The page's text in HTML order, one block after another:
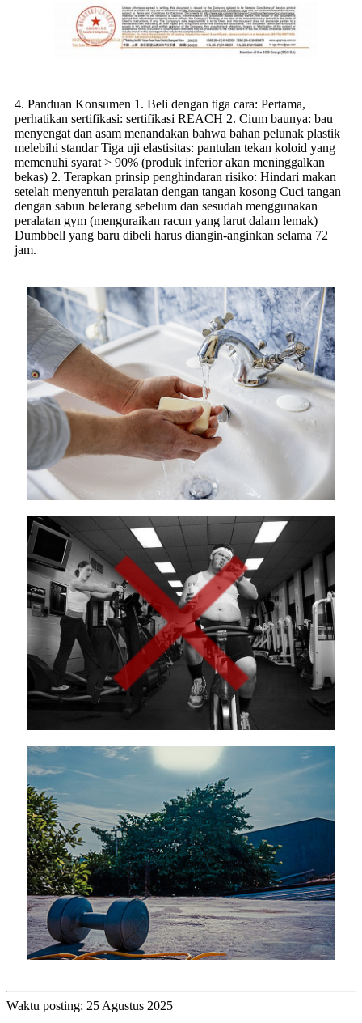
4. Panduan Konsumen 1. Beli dengan tiga cara: Pertama,
perhatikan sertifikasi: sertifikasi REACH 2. Cium baunya: bau
menyengat dan asam menandakan bahwa bahan pelunak plastik
melebihi standar Tiga uji elastisitas: pantulan tekan koloid yang
memenuhi syarat > 90% (produk inferior akan meninggalkan
bekas) 2. Terapkan prinsip penghindaran risiko: Hindari makan
setelah menyentuh peralatan dengan tangan kosong Cuci tangan
dengan sabun belerang sebelum dan sesudah menggunakan
peralatan gym (menguraikan racun yang larut dalam lemak)
Dumbbell yang baru dibeli harus diangin-anginkan selama 72
jam.
Waktu posting: 25 Agustus 2025